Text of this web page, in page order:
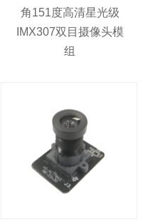
角151度高清星光级
IMX307双目摄像头模
组